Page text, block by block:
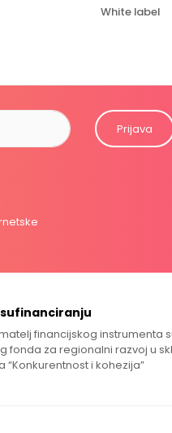
White label
Prijava
sufinanciranju
financijskog instrumenta
fonda za regionalni razvoj u
“Konkurentnost i kohezija”